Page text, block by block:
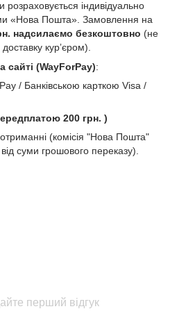
розраховується індивідуально
«Нова Пошта». Замовлення на
надсилаємо безкоштовно (не
курʼєром).
сайті (WayForPay):
/ Банківською карткою Visa /
200 грн. )
(комісія "Нова Пошта"
суми грошового переказу).
перший відгук